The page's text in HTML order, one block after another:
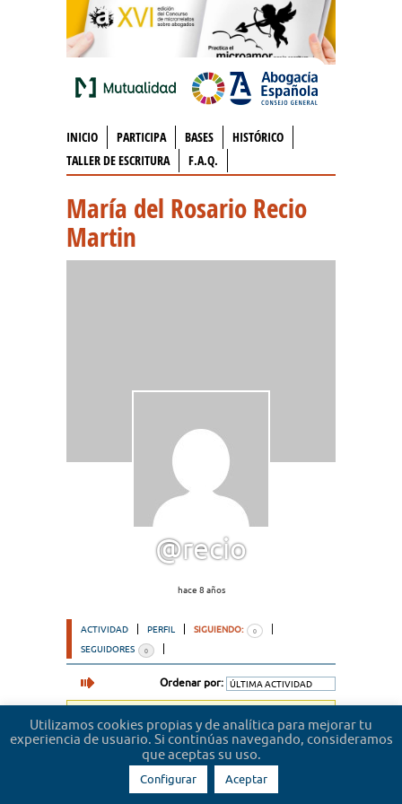
INICIO PARTICIPA BASES
HISTÓRICO
TALLER DE ESCRITURA
F.A.Q.
María del Rosario Recio
Martin
@recio
hace 8 años
ACTIVIDAD PERFIL SIGUIENDO: 0
SEGUIDORES 0
Ordenar por:
Utilizamos cookies propias y de analítica para mejorar tu
experiencia de usuario. Si continúas navegando, consideramos
que aceptas su uso.
Configurar Aceptar